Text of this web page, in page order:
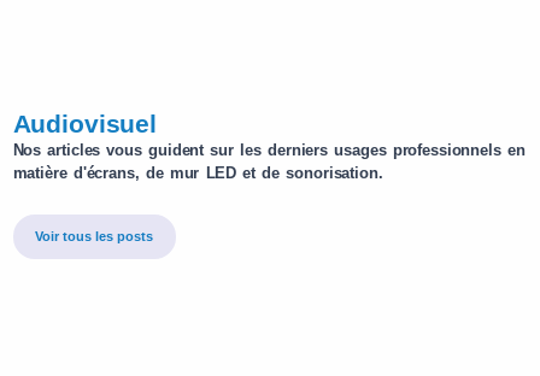
Audiovisuel
Nos articles vous guident sur les derniers usages professionnels en
matière d'écrans, de mur LED et de sonorisation.
Voir tous les posts